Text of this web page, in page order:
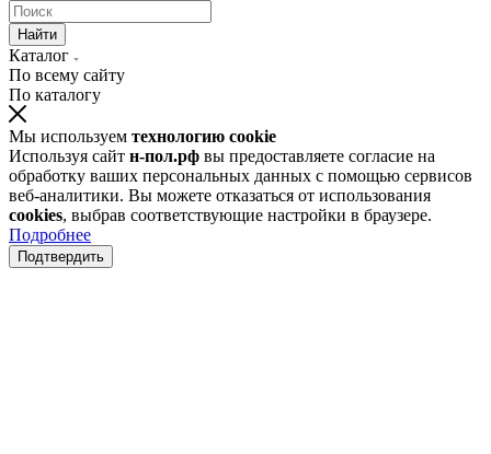
Найти
Каталог
По всему сайту
По каталогу
Мы используем технологию cookie
Используя сайт н-пол.рф вы предоставляете согласие на
обработку ваших персональных данных с помощью сервисов
веб-аналитики. Вы можете отказаться от использования
cookies, выбрав соответствующие настройки в браузере.
Подробнее
Подтвердить